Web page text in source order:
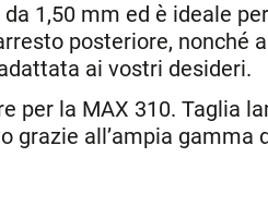
1,50 mm ed è ideale
posteriore, nonché
ai vostri desideri.
per la MAX 310. Taglia
grazie all’ampia gamma